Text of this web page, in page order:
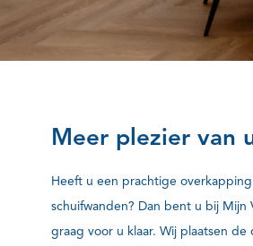
Meer plezier van
Heeft u een prachtige
schuifwanden? Dan bent u bij Mijn
graag voor u klaar. Wij plaatsen